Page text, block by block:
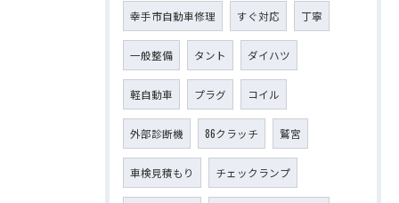
幸手市自動車修理 すぐ対応 丁寧
一般整備 タント ダイハツ
軽自動車 プラグ コイル
外部診断機 86クラッチ 鷲宮
車検見積もり チェックランプ